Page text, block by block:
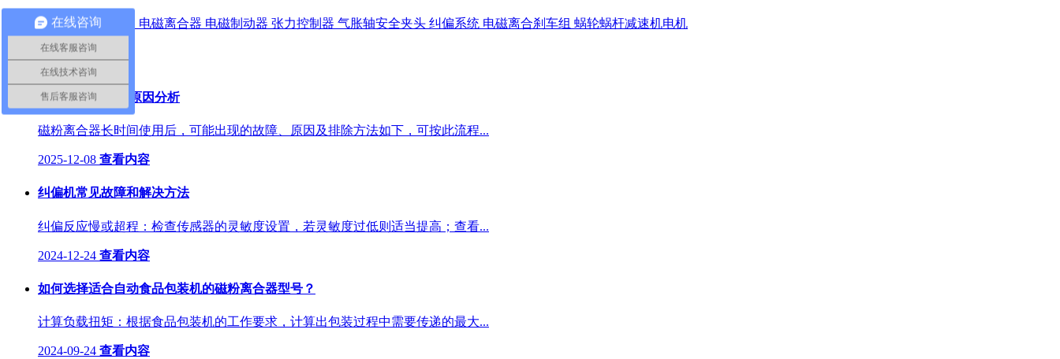
磁粉离合器磁粉制动器 电磁离合器 电磁制动器 张力控制器 气胀轴安全夹头 纠偏系统 电磁离合刹车组 蜗轮蜗杆减速机电机
相关推荐
一、 常见故障及原因分析
磁粉离合器长时间使用后，可能出现的故障、原因及排除方法如下，可按此流程...
2025-12-08 查看内容
纠偏机常见故障和解决方法
纠偏反应慢或超程：检查传感器的灵敏度设置，若灵敏度过低则适当提高；查看...
2024-12-24 查看内容
如何选择适合自动食品包装机的磁粉离合器型号？
计算负载扭矩：根据食品包装机的工作要求，计算出包装过程中需要传递的最大...
2024-09-24 查看内容
在线咨询
在线客服咨询
在线技术咨询
售后客服咨询